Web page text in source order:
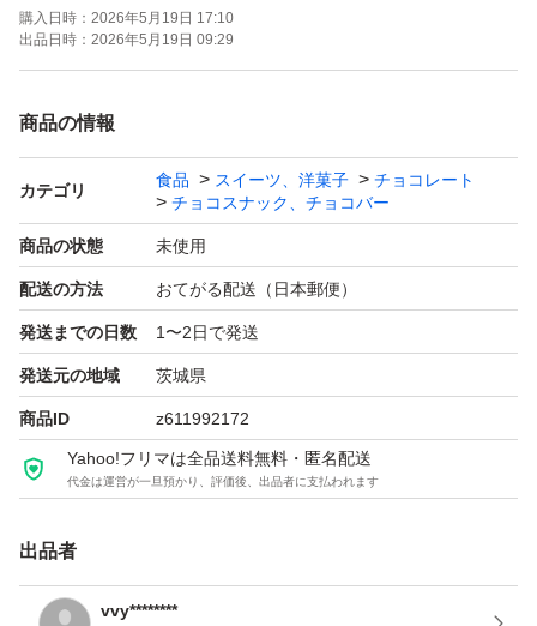
購入日時： 2026年5月19日 17:10
出品日時： 2026年5月19日 09:29
商品の情報
カテゴリ
食品 スイーツ、洋菓子
チョコレート
チョコスナック、チョコバー
商品の状態 未使用
配送の方法 おてがる配送（日本郵便）
発送までの日数 1〜2日で発送
発送元の地域 茨城県
商品ID z611992172
Yahoo!フリマは全品送料無料・匿名配送
代金は運営が一旦預かり、評価後、出品者に支払われます
出品者
vvy********